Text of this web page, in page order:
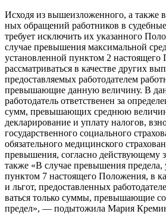
Исходя из вышеизложенно­го, а также
ных обращений работников в
требу­ет исключить их указанного
случае превышения максимальной
установлен­ной пунктом 2
рассматриваться в качестве других
предоставляемых работодателем
пре­вышающие данную величину. В
работодатель от­ветственен за
сумм, превышающих среднюю
декларирование и уплату нало­гов,
госу­дарственного социального
обязатель­ного медицинского
превышения, соглас­но действующему
также «В случае превы­шения предела,
пунктом 7 настоящего Поло­жения, в
и льгот, предоставленных
ваться только суммы, превышаю­щие
предел», — подытожила Мария